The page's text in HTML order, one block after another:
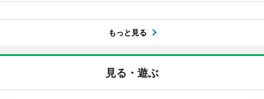
もっと見る
見る・遊ぶ